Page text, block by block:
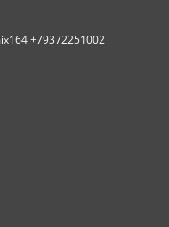
+79372251002